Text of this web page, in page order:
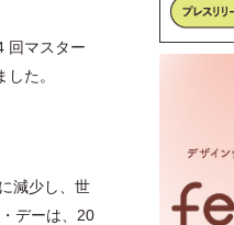
回マスター
た。
減少し、世
デーは、20